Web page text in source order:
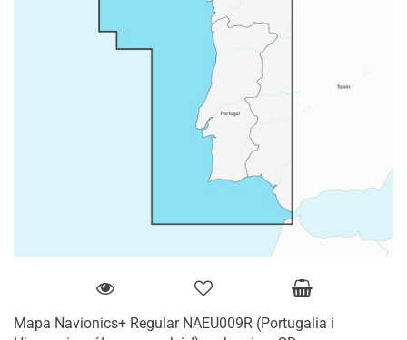
Mapa Navionics+ Regular NAEU009R (Portugalia i